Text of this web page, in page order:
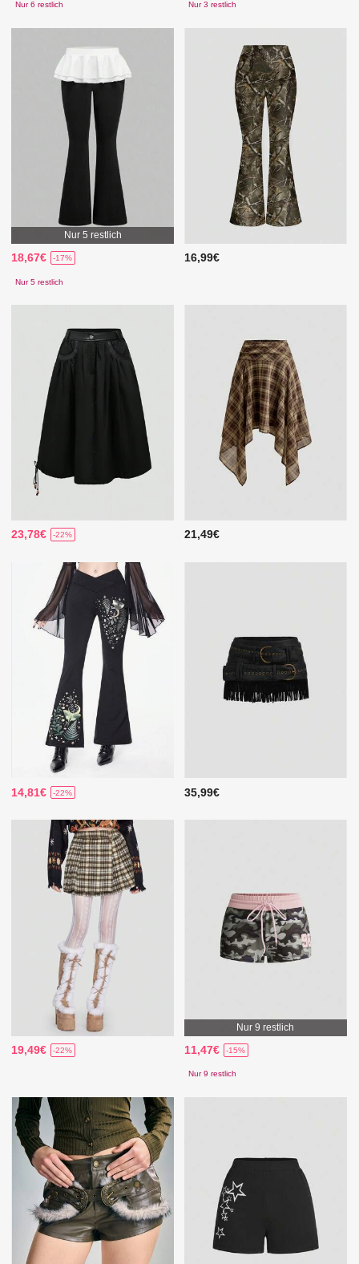
Nur 6 restlich Nur 3 restlich
Nur 5 restlich
18,67€ -17%
Nur 5 restlich
16,99€
23,78€ -22% 21,49€
14,81€ -22% 35,99€
19,49€ -22%
Nur 9 restlich
11,47€ -15%
Nur 9 restlich